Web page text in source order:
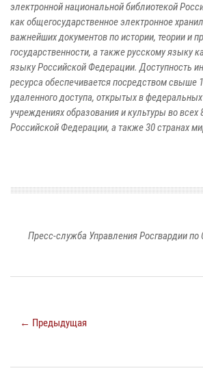
электронной национальной библиотекой
как общегосударственное электронное
важнейших документов по истории, теории и
государственности, а также русскому языку
языку Российской Федерации. Доступность
ресурса обеспечивается посредством свыше
удаленного доступа, открытых в
учреждениях образования и культуры во всех
Российской Федерации, а также 30 странах
Пресс-служба Управления Росгвардии по
← Предыдущая